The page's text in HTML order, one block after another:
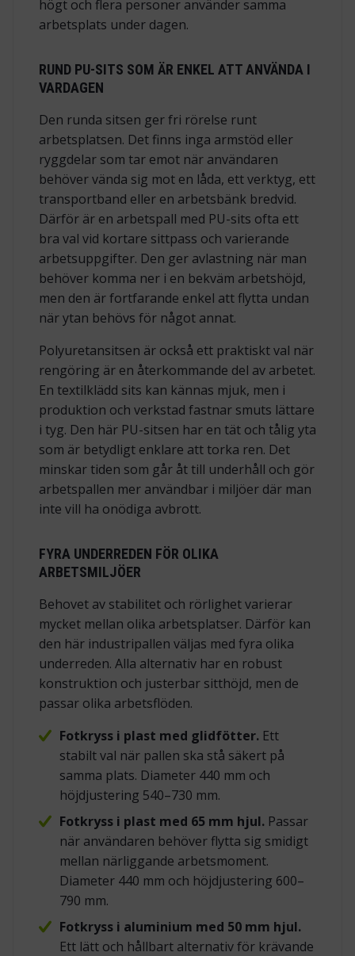
högt och flera personer använder samma
arbetsplats under dagen.
RUND PU-SITS SOM ÄR ENKEL ATT ANVÄNDA I
VARDAGEN
Den runda sitsen ger fri rörelse runt
arbetsplatsen. Det finns inga armstöd eller
ryggdelar som tar emot när användaren
behöver vända sig mot en låda, ett verktyg, ett
transportband eller en arbetsbänk bredvid.
Därför är en arbetspall med PU-sits ofta ett
bra val vid kortare sittpass och varierande
arbetsuppgifter. Den ger avlastning när man
behöver komma ner i en bekväm arbetshöjd,
men den är fortfarande enkel att flytta undan
när ytan behövs för något annat.
Polyuretansitsen är också ett praktiskt val när
rengöring är en återkommande del av arbetet.
En textilklädd sits kan kännas mjuk, men i
produktion och verkstad fastnar smuts lättare
i tyg. Den här PU-sitsen har en tät och tålig yta
som är betydligt enklare att torka ren. Det
minskar tiden som går åt till underhåll och gör
arbetspallen mer användbar i miljöer där man
inte vill ha onödiga avbrott.
FYRA UNDERREDEN FÖR OLIKA
ARBETSMILJÖER
Behovet av stabilitet och rörlighet varierar
mycket mellan olika arbetsplatser. Därför kan
den här industripallen väljas med fyra olika
underreden. Alla alternativ har en robust
konstruktion och justerbar sitthöjd, men de
passar olika arbetsflöden.
Fotkryss i plast med glidfötter.Ett
stabilt val när pallen ska stå säkert på
samma plats. Diameter 440 mm och
höjdjustering 540–730 mm.
Fotkryss i plast med 65 mm hjul.Passar
när användaren behöver flytta sig smidigt
mellan närliggande arbetsmoment.
Diameter 440 mm och höjdjustering 600–
790 mm.
Fotkryss i aluminium med 50 mm hjul.
Ett lätt och hållbart alternativ för krävande